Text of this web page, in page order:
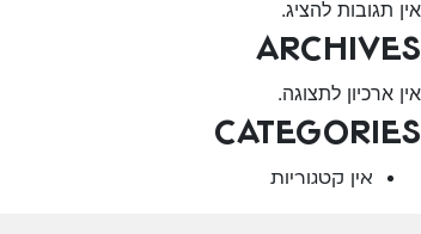
אין תגובות להציג.
Archives
אין ארכיון לתצוגה.
Categories
אין קטגוריות